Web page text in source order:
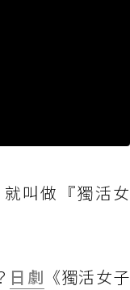
叫做『獨活女
日劇 《獨活女子